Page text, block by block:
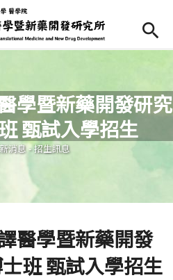
Open
Navigation
content
學暨新藥開發研究
甄試入學招生
這裡
消息-招生訊息
醫學暨新藥開發
班 甄試入學招生